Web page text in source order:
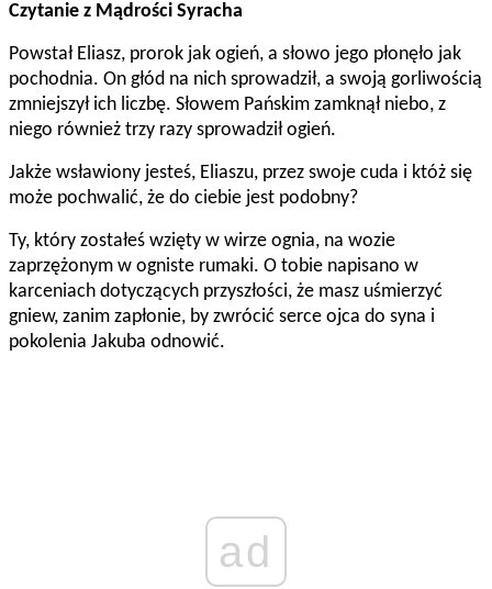
Czytanie z Mądrości Syracha
Powstał Eliasz, prorok jak ogień, a słowo jego płonęło jak
pochodnia. On głód na nich sprowadził, a swoją gorliwością
zmniejszył ich liczbę. Słowem Pańskim zamknął niebo, z
niego również trzy razy sprowadził ogień.
Jakże wsławiony jesteś, Eliaszu, przez swoje cuda i któż się
może pochwalić, że do ciebie jest podobny?
Ty, który zostałeś wzięty w wirze ognia, na wozie
zaprzężonym w ogniste rumaki. O tobie napisano w
karceniach dotyczących przyszłości, że masz uśmierzyć
gniew, zanim zapłonie, by zwrócić serce ojca do syna i
pokolenia Jakuba odnowić.
ad